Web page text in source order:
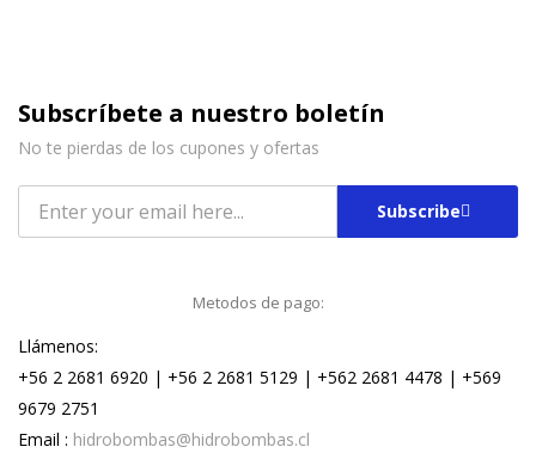
Subscríbete a nuestro boletín
No te pierdas de los cupones y ofertas
Subscribe
Metodos de pago:
Llámenos:
+56 2 2681 6920 | +56 2 2681 5129 | +562 2681 4478 | +569
9679 2751
Email : hidrobombas@hidrobombas.cl